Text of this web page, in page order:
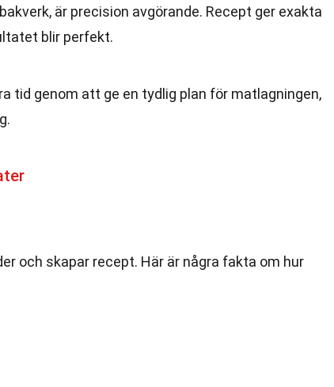
är precision avgörande. Recept ger exakta
blir perfekt.
tid genom att ge en tydlig plan för matlagningen,
och skapar recept. Här är några fakta om hur